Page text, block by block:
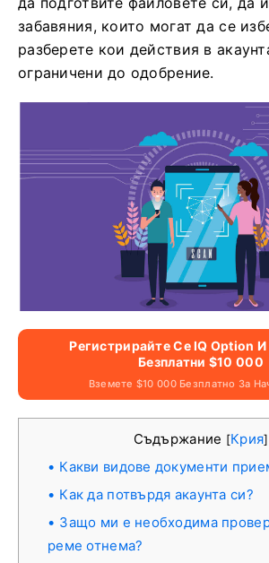
забавяния, които могат да се
разберете кои действия в
ограничени до одобрение.
Регистрирайте Се IQ Option
Безплатни $10 000
Вземете $10 000 Безплатно За
Съдържание [Крия]
Какви видове документи
Как да потвърдя акаунта си?
Защо ми е необходима
реме отнема?